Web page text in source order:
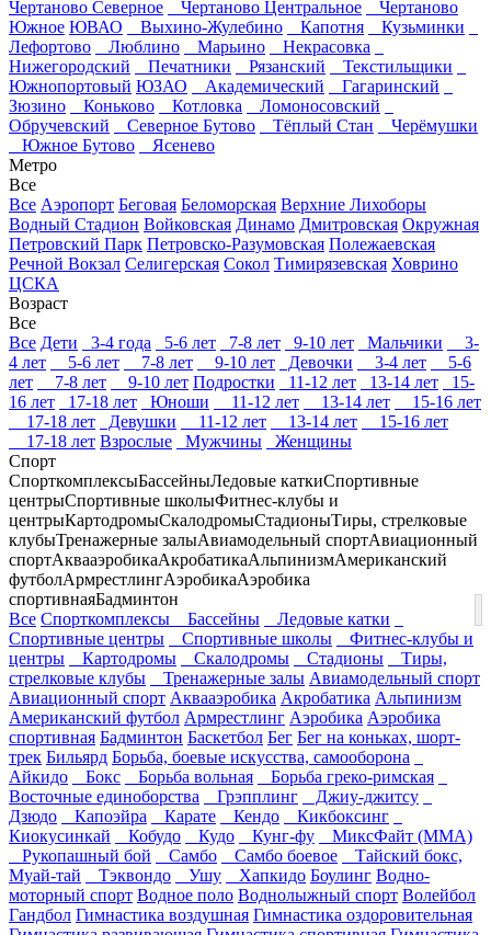
Чертаново Северное
Чертаново Центральное
Чертаново
Южное ЮВАО Выхино-Жулебино Капотня
Кузьминки
Лефортово
Люблино Марьино
Некрасовка
Нижегородский
Печатники Рязанский
Текстильщики
Южнопортовый ЮЗАО Академический
Гагаринский
Зюзино
Коньково Котловка
Ломоносовский
Обручевский
Северное Бутово Тёплый Стан
Черёмушки
Южное Бутово
Ясенево
Метро
Все
Все Аэропорт Беговая Беломорская Верхние Лихоборы
Водный Стадион Войковская Динамо Дмитровская Окружная
Петровский Парк Петровско-Разумовская Полежаевская
Речной Вокзал Селигерская Сокол Тимирязевская Ховрино
ЦСКА
Возраст
Все
Все Дети 3-4 года 5-6 лет 7-8 лет 9-10 лет Мальчики
3-
4 лет
5-6 лет 7-8 лет 9-10 лет Девочки 3-4 лет
5-6
лет
7-8 лет 9-10 лет Подростки 11-12 лет 13-14 лет
15-
16 лет
17-18 лет Юноши 11-12 лет 13-14 лет
15-16 лет
17-18 лет
Девушки 11-12 лет 13-14 лет
15-16 лет
17-18 лет Взрослые Мужчины
Женщины
Спорт
СпорткомплексыБассейныЛедовые каткиСпортивные
центрыСпортивные школыФитнес-клубы и
центрыКартодромыСкалодромыСтадионыТиры, стрелковые
клубыТренажерные залыАвиамодельный спортАвиационный
спортАквааэробикаАкробатикаАльпинизмАмериканский
футболАрмрестлингАэробикаАэробика
спортивнаяБадминтон
Все Спорткомплексы Бассейны
Ледовые катки
Спортивные центры
Спортивные школы
Фитнес-клубы и
центры
Картодромы Скалодромы Стадионы
Тиры,
стрелковые клубы
Тренажерные залы Авиамодельный спорт
Авиационный спорт Аквааэробика Акробатика Альпинизм
Американский футбол Армрестлинг Аэробика Аэробика
спортивная Бадминтон Баскетбол Бег Бег на коньках, шорт-
трек Бильярд Борьба, боевые искусства, самооборона
Айкидо
Бокс Борьба вольная
Борьба греко-римская
Восточные единоборства
Грэпплинг
Джиу-джитсу
Дзюдо
Капоэйра Карате Кендо
Кикбоксинг
Киокусинкай
Кобудо Кудо Кунг-фу
МиксФайт (ММА)
Рукопашный бой
Самбо Самбо боевое
Тайский бокс,
Муай-тай
Тэквондо Ушу Хапкидо Боулинг Водно-
моторный спорт Водное поло Воднолыжный спорт Волейбол
Гандбол Гимнастика воздушная Гимнастика оздоровительная